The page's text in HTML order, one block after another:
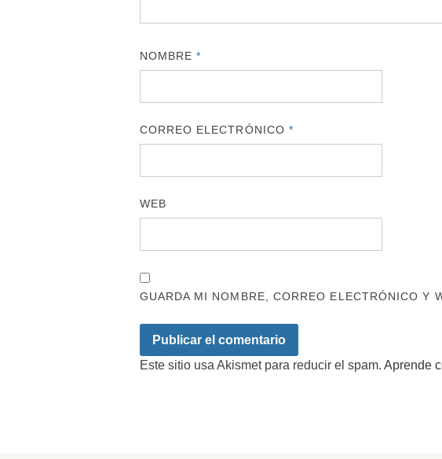
NOMBRE*
CORREO ELECTRÓNICO *
WEB
GUARDA MI NOMBRE, CORREO ELECTRÓNICO Y
Este sitio usa Akismet para reducir el spam. Aprende